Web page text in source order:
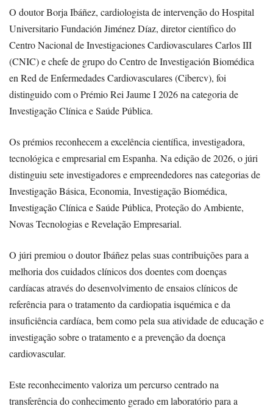
O doutor Borja Ibáñez, cardiologista de intervenção do Hospital
Universitario Fundación Jiménez Díaz, diretor científico do
Centro Nacional de Investigaciones Cardiovasculares Carlos III
(CNIC) e chefe de grupo do Centro de Investigación Biomédica
en Red de Enfermedades Cardiovasculares (Cibercv), foi
distinguido com o Prémio Rei Jaume I 2026 na categoria de
Investigação Clínica e Saúde Pública.
Os prémios reconhecem a excelência científica, investigadora,
tecnológica e empresarial em Espanha. Na edição de 2026, o júri
distinguiu sete investigadores e empreendedores nas categorias de
Investigação Básica, Economia, Investigação Biomédica,
Investigação Clínica e Saúde Pública, Proteção do Ambiente,
Novas Tecnologias e Revelação Empresarial.
O júri premiou o doutor Ibáñez pelas suas contribuições para a
melhoria dos cuidados clínicos dos doentes com doenças
cardíacas através do desenvolvimento de ensaios clínicos de
referência para o tratamento da cardiopatia isquémica e da
insuficiência cardíaca, bem como pela sua atividade de educação e
investigação sobre o tratamento e a prevenção da doença
cardiovascular.
Este reconhecimento valoriza um percurso centrado na
transferência do conhecimento gerado em laboratório para a